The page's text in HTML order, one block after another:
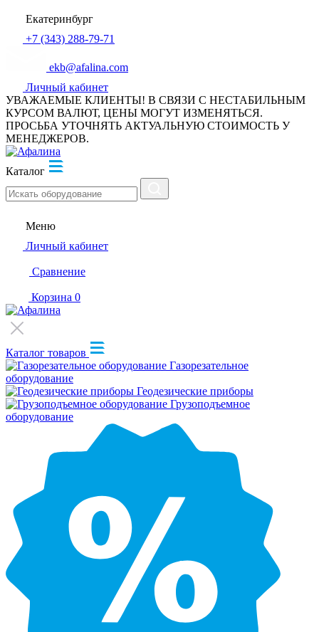
Екатеринбург
+7 (343) 288-79-71
ekb@afalina.com
Личный кабинет
УВАЖАЕМЫЕ КЛИЕНТЫ! В СВЯЗИ С НЕСТАБИЛЬНЫМ
КУРСОМ ВАЛЮТ, ЦЕНЫ МОГУТ ИЗМЕНЯТЬСЯ.
ПРОСЬБА УТОЧНЯТЬ АКТУАЛЬНУЮ СТОИМОСТЬ У
МЕНЕДЖЕРОВ.
Каталог
Меню
Личный кабинет
Сравнение
Корзина 0
Каталог товаров
Газорезательное
оборудование
Геодезические приборы
Грузоподъемное
оборудование